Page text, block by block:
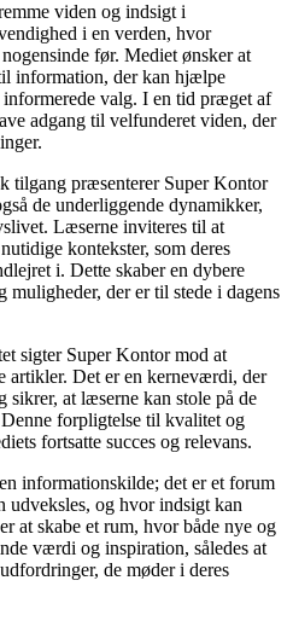
viden og indsigt i
i en verden, hvor
før. Mediet ønsker at
information, der kan hjælpe
valg. I en tid præget af
adgang til velfunderet viden, der
tilgang præsenterer Super Kontor
de underliggende dynamikker,
Læserne inviteres til at
kontekster, som deres
i. Dette skaber en dybere
muligheder, der er til stede i dagens
sigter Super Kontor mod at
artikler. Det er en kerneværdi, der
at læserne kan stole på de
forpligtelse til kvalitet og
fortsatte succes og relevans.
informationskilde; det er et forum
udveksles, og hvor indsigt kan
at skabe et rum, hvor både nye og
værdi og inspiration, således at
de møder i deres